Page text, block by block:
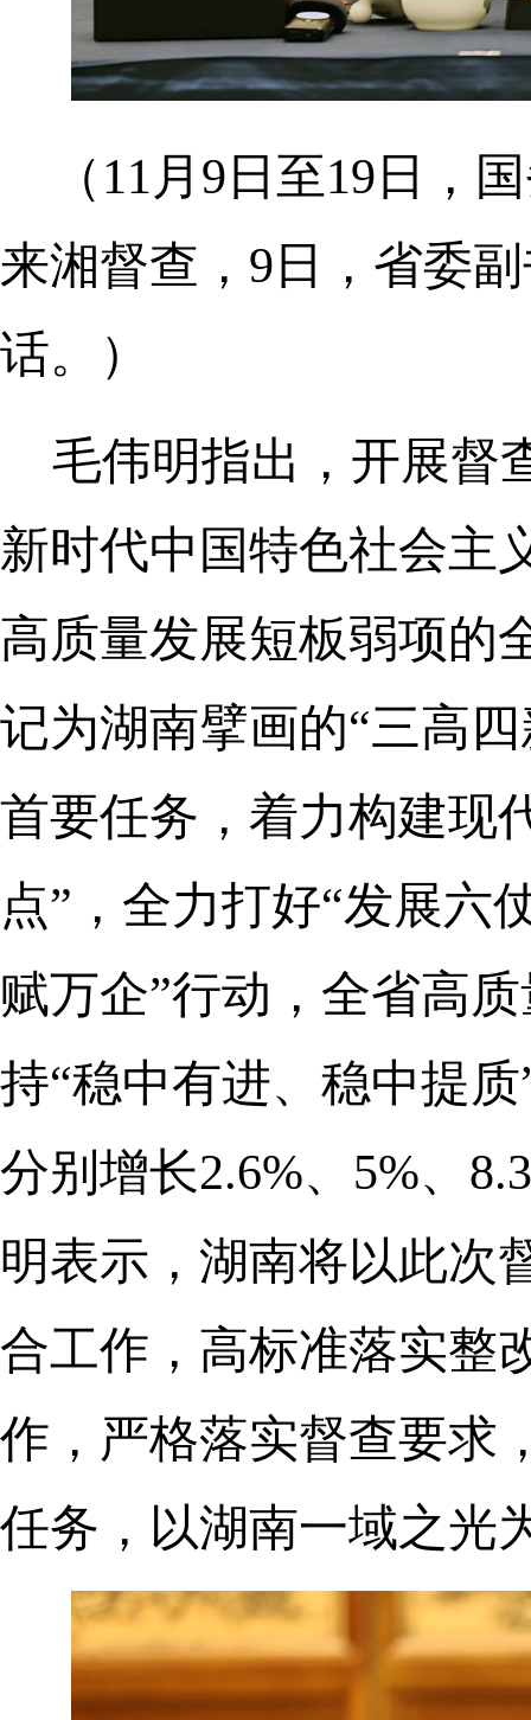
（11月9日至19日，
来湘督查，9日，省委
话。）
毛伟明指出，开展督
新时代中国特色社会主
高质量发展短板弱项的
记为湖南擘画的“三高
首要任务，着力构建现
点”，全力打好“发展六
赋万企”行动，全省高
持“稳中有进、稳中提
分别增长2.6%、5%、
明表示，湖南将以此次
合工作，高标准落实整
作，严格落实督查要求
任务，以湖南一域之光